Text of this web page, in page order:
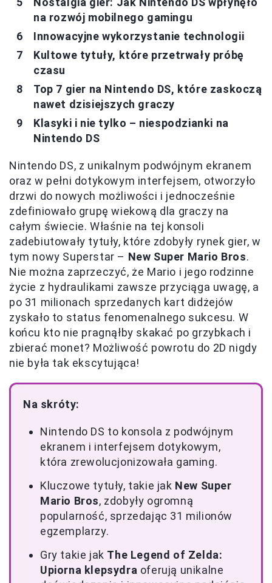
na rozwój mobilnego gamingu
Innowacyjne wykorzystanie technologii
Kultowe tytuły, które przetrwały próbę
czasu
Top 7 gier na Nintendo DS, które zaskoczą
nawet dzisiejszych graczy
Klasyki i nie tylko – niespodzianki na
Nintendo DS
Nintendo DS, z unikalnym podwójnym ekranem
oraz w pełni dotykowym interfejsem, otworzyło
drzwi do nowych możliwości i jednocześnie
zdefiniowało grupę wiekową dla graczy na
całym świecie. Właśnie na tej konsoli
zadebiutowały tytuły, które zdobyły rynek gier, w
tym nowy Superstar – New Super Mario Bros.
Nie można zaprzeczyć, że Mario i jego rodzinne
życie z hydraulikami zawsze przyciąga uwagę, a
po 31 milionach sprzedanych kart didżejów
zyskało to status fenomenalnego sukcesu. W
końcu kto nie pragnąłby skakać po grzybkach i
zbierać monet? Możliwość powrotu do 2D nigdy
nie była tak ekscytująca!
Na skróty:
Nintendo DS to konsola z podwójnym
ekranem i interfejsem dotykowym,
która zrewolucjonizowała gaming.
Kluczowe tytuły, takie jak New Super
Mario Bros, zdobyły ogromną
popularność, sprzedając 31 milionów
egzemplarzy.
Gry takie jak The Legend of Zelda:
Upiorna klepsydra oferują unikalne